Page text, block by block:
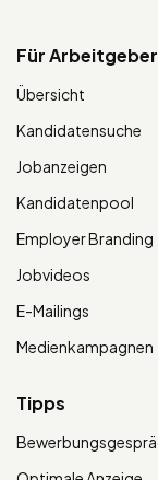
Für Arbeitgeber
Übersicht
Kandidatensuche
Jobanzeigen
Kandidatenpool
Employer Branding
Jobvideos
E-Mailings
Medienkampagnen
Tipps